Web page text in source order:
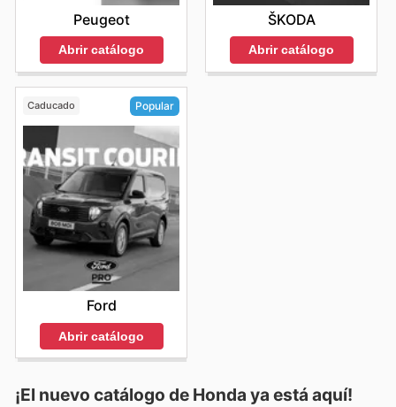
Peugeot
Abrir catálogo
ŠKODA
Abrir catálogo
Caducado Popular
Ford
Abrir catálogo
¡El nuevo catálogo de Honda ya está aquí!